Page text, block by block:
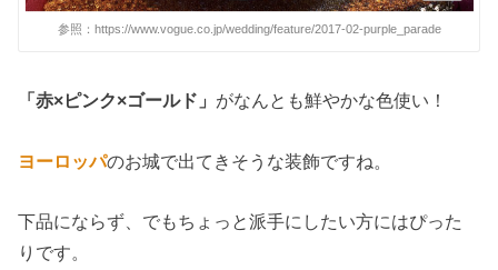
参照：https://www.vogue.co.jp/wedding/feature/2017-02-purple_parade
「赤×ピンク×ゴールド」 がなんとも鮮やかな色使い！
ヨーロッパのお城で出てきそうな装飾ですね。
下品にならず、でもちょっと派手にしたい方にはぴった
りです。